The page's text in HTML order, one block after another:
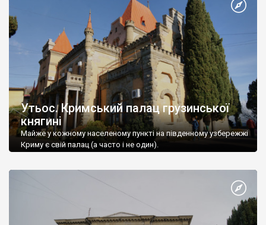
Утьос. Кримський палац грузинської
княгині
Майже у кожному населеному пункті на південному узбережжі
Криму є свій палац (а часто і не один).